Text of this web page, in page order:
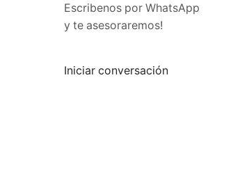
Escribenos por WhatsApp
y te asesoraremos!
Iniciar conversación